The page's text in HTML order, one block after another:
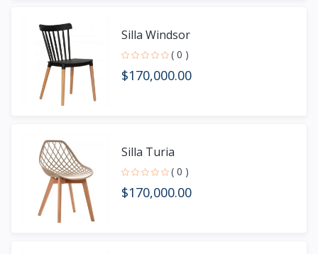
Silla Windsor
( 0 )
$170,000.00
Silla Turia
( 0 )
$170,000.00